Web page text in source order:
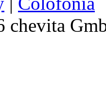
chevita